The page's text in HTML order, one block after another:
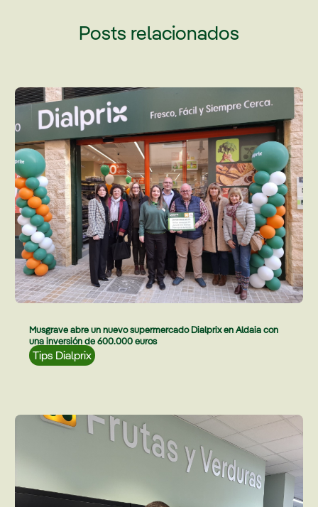
Posts relacionados
Musgrave abre un nuevo supermercado Dialprix en Aldaia con
una inversión de 600.000 euros
Tips Dialprix